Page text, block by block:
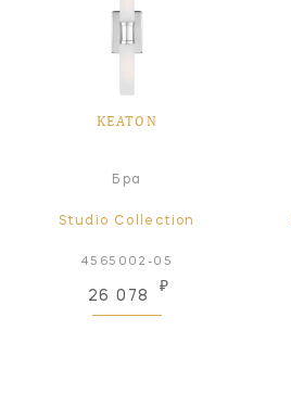
KEATON
Бра
Studio Collection
4565002-05
26 078
₽